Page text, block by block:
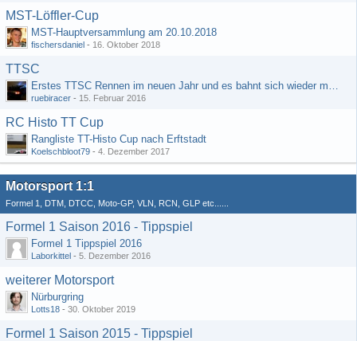
MST-Löffler-Cup
MST-Hauptversammlung am 20.10.2018
fischersdaniel - 16. Oktober 2018
TTSC
Erstes TTSC Rennen im neuen Jahr und es bahnt sich wieder mal eine Rekordteilnehmerzahl an
ruebiracer - 15. Februar 2016
RC Histo TT Cup
Rangliste TT-Histo Cup nach Erftstadt
Koelschbloot79 - 4. Dezember 2017
Motorsport 1:1
Formel 1, DTM, DTCC, Moto-GP, VLN, RCN, GLP etc......
Formel 1 Saison 2016 - Tippspiel
Formel 1 Tippspiel 2016
Laborkittel - 5. Dezember 2016
weiterer Motorsport
Nürburgring
Lotts18 - 30. Oktober 2019
Formel 1 Saison 2015 - Tippspiel